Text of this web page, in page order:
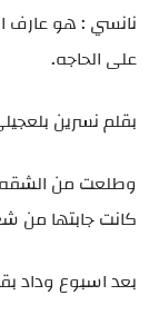
نانسي : هو عارف
على الحاجه.
بقلم نسرين
وطلعت من
كانت جابتها من
بعد اسبوع